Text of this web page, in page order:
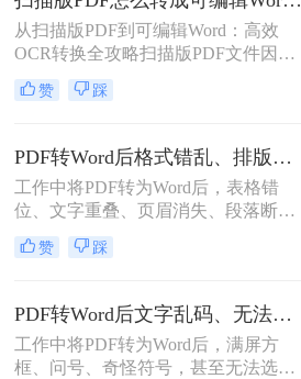
从扫描版PDF到可编辑Word：高效
OCR转换全攻略扫描版PDF文件因本
质是图像格式，无法直接编辑文字内
容，给学习、办公带来诸多不便。通
换为可编辑的Word文档，已成为文档
处理中的常见需求。本文将系统介绍
几种高效可靠的转换方法，助您轻松
释放文档价值。一、理解扫描版PDF
与OCR转换扫描版PDF是通过扫描仪
或手机拍照将纸质文件数字化生成
赞 踩
PDF转Word后格式错乱、排版乱了怎么办？5种高效修复方法（2026实测指南）
工作中将PDF转为Word后，表格错
位、文字重叠、页眉消失、段落断
裂……这些“排版灾难”不仅耗时耗
力，更影响专业形象。别再反复重
版乱了怎么办呢？本文直击痛点，提
供可立即执行的修复方案，助您10分
钟内恢复清爽排版！
赞 踩
PDF转Word后文字乱码、无法编辑怎么解决？5种高效解决方法（2026实测指南）
工作中将PDF转为Word后，满屏方
框、问号、奇怪符号，甚至无法选中